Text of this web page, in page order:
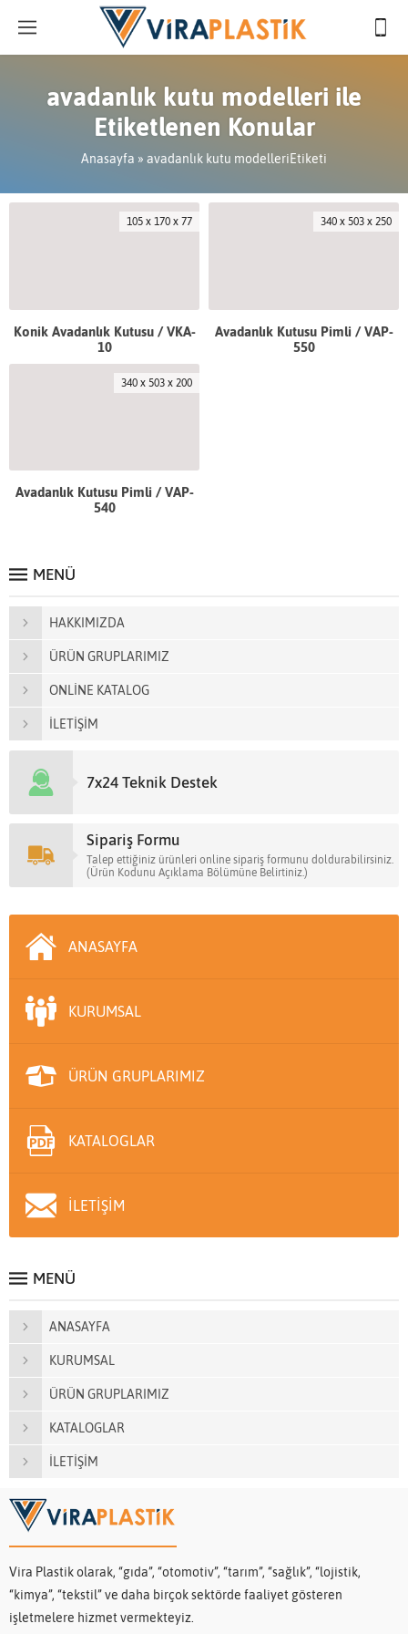
avadanlık kutu modelleri ile
Etiketlenen Konular
Anasayfa » avadanlık kutu modelleriEtiketi
105 x 170 x 77
Konik Avadanlık Kutusu / VKA-
10
340 x 503 x 250
Avadanlık Kutusu Pimli / VAP-
550
340 x 503 x 200
Avadanlık Kutusu Pimli / VAP-
540
MENÜ
HAKKIMIZDA
ÜRÜN GRUPLARIMIZ
ONLİNE KATALOG
İLETİŞİM
7x24 Teknik Destek
Sipariş Formu
Talep ettiğiniz ürünleri online sipariş formunu doldurabilirsiniz.
(Ürün Kodunu Açıklama Bölümüne Belirtiniz.)
ANASAYFA
KURUMSAL
ÜRÜN GRUPLARIMIZ
KATALOGLAR
İLETİŞİM
MENÜ
ANASAYFA
KURUMSAL
ÜRÜN GRUPLARIMIZ
KATALOGLAR
İLETİŞİM
Vira Plastik olarak, “gıda”, “otomotiv”, “tarım”, “sağlık”, “lojistik,
“kimya”, “tekstil” ve daha birçok sektörde faaliyet gösteren
işletmelere hizmet vermekteyiz.